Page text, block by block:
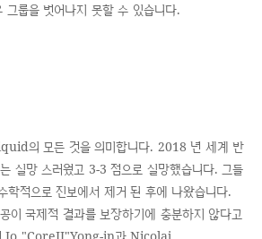
그룹을 벗어나지 못할 수 있습니다.
의 모든 것을 의미합니다. 2018 년 세계 반
실망 스러웠고 3-3 점으로 실망했습니다. 그들
학적으로 진보에서 제거 된 후에 나왔습니다.
이 국제적 결과를 보장하기에 충분하지 않다고